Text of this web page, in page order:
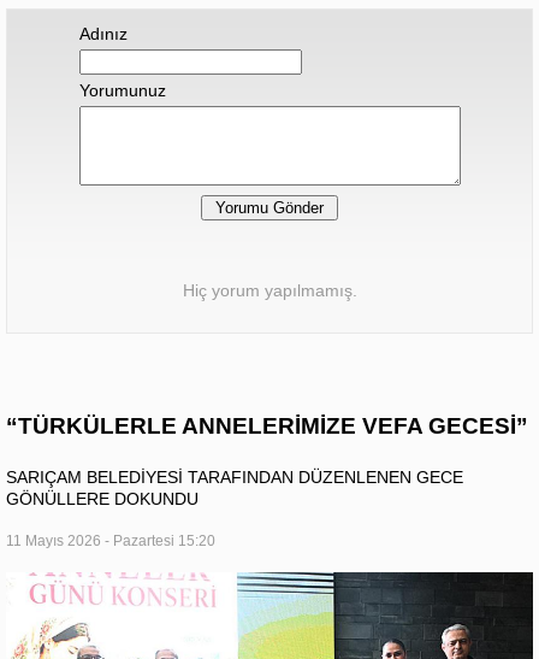
Adınız
Yorumunuz
Hiç yorum yapılmamış.
“TÜRKÜLERLE ANNELERİMİZE VEFA GECESİ”
SARIÇAM BELEDİYESİ TARAFINDAN DÜZENLENEN GECE
GÖNÜLLERE DOKUNDU
11 Mayıs 2026 - Pazartesi 15:20